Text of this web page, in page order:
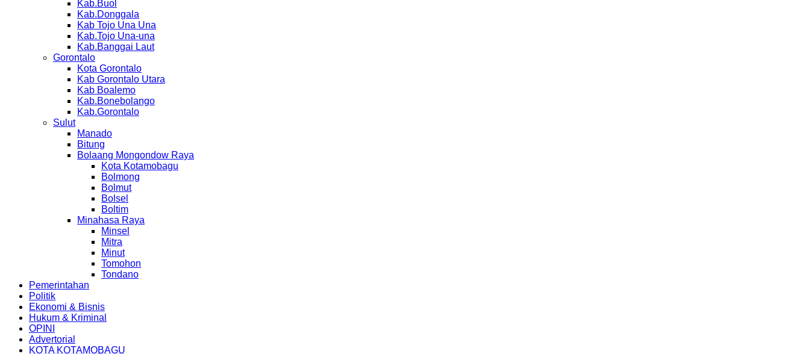
Kab.Buol
Kab.Donggala
Kab Tojo Una Una
Kab.Tojo Una-una
Kab.Banggai Laut
Gorontalo
Kota Gorontalo
Kab Gorontalo Utara
Kab Boalemo
Kab.Bonebolango
Kab.Gorontalo
Sulut
Manado
Bitung
Bolaang Mongondow Raya
Kota Kotamobagu
Bolmong
Bolmut
Bolsel
Boltim
Minahasa Raya
Minsel
Mitra
Minut
Tomohon
Tondano
Pemerintahan
Politik
Ekonomi & Bisnis
Hukum & Kriminal
OPINI
Advertorial
KOTA KOTAMOBAGU